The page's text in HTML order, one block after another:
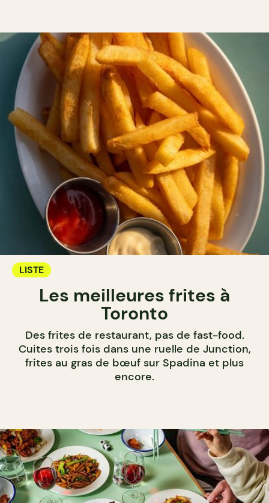
LISTE
Les meilleures frites à
Toronto
Des frites de restaurant, pas de fast-food.
Cuites trois fois dans une ruelle de Junction,
frites au gras de bœuf sur Spadina et plus
encore.